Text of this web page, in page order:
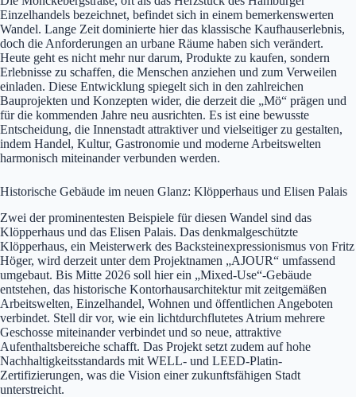
Einzelhandels bezeichnet, befindet sich in einem bemerkenswerten
Wandel. Lange Zeit dominierte hier das klassische Kaufhauserlebnis,
doch die Anforderungen an urbane Räume haben sich verändert.
Heute geht es nicht mehr nur darum, Produkte zu kaufen, sondern
Erlebnisse zu schaffen, die Menschen anziehen und zum Verweilen
einladen. Diese Entwicklung spiegelt sich in den zahlreichen
Bauprojekten und Konzepten wider, die derzeit die „Mö“ prägen und
für die kommenden Jahre neu ausrichten. Es ist eine bewusste
Entscheidung, die Innenstadt attraktiver und vielseitiger zu gestalten,
indem Handel, Kultur, Gastronomie und moderne Arbeitswelten
harmonisch miteinander verbunden werden.
Historische Gebäude im neuen Glanz: Klöpperhaus und Elisen Palais
Zwei der prominentesten Beispiele für diesen Wandel sind das
Klöpperhaus und das Elisen Palais. Das denkmalgeschützte
Klöpperhaus, ein Meisterwerk des Backsteinexpressionismus von Fritz
Höger, wird derzeit unter dem Projektnamen „AJOUR“ umfassend
umgebaut. Bis Mitte 2026 soll hier ein „Mixed-Use“-Gebäude
entstehen, das historische Kontorhausarchitektur mit zeitgemäßen
Arbeitswelten, Einzelhandel, Wohnen und öffentlichen Angeboten
verbindet. Stell dir vor, wie ein lichtdurchflutetes Atrium mehrere
Geschosse miteinander verbindet und so neue, attraktive
Aufenthaltsbereiche schafft. Das Projekt setzt zudem auf hohe
Nachhaltigkeitsstandards mit WELL- und LEED-Platin-
Zertifizierungen, was die Vision einer zukunftsfähigen Stadt
unterstreicht.